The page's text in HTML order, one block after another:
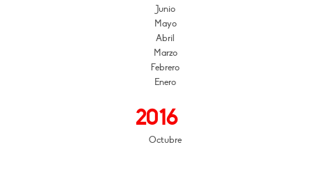
Junio
Mayo
Abril
Marzo
Febrero
Enero
2016
Octubre